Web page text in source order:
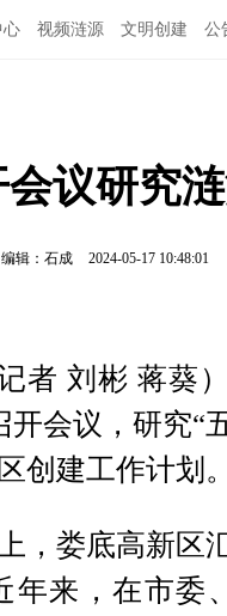
心 视频涟源 文明创建 公
议研究
编辑：石成 2024-05-17 10:48:01
记者 刘彬 蒋葵
开会议，研究“
创建工作计划
，娄底高新区
年来，在市委